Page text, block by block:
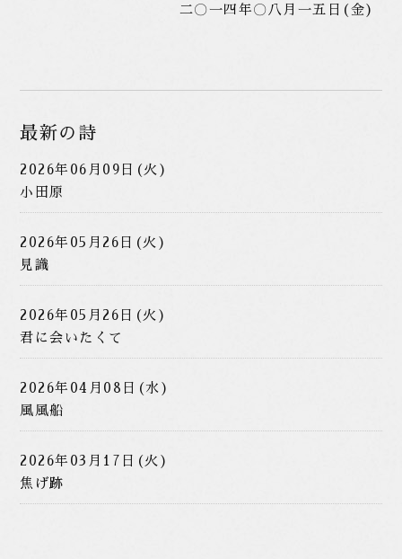
二〇一四年〇八月一五日(金)
最新の詩
2026年06月09日(火)
小田原
2026年05月26日(火)
見識
2026年05月26日(火)
君に会いたくて
2026年04月08日(水)
風風船
2026年03月17日(火)
焦げ跡